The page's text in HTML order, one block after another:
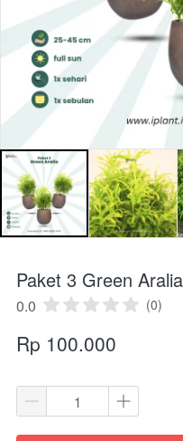
Paket 3 Green Aralia
0.0 (0)
Rp 100.000